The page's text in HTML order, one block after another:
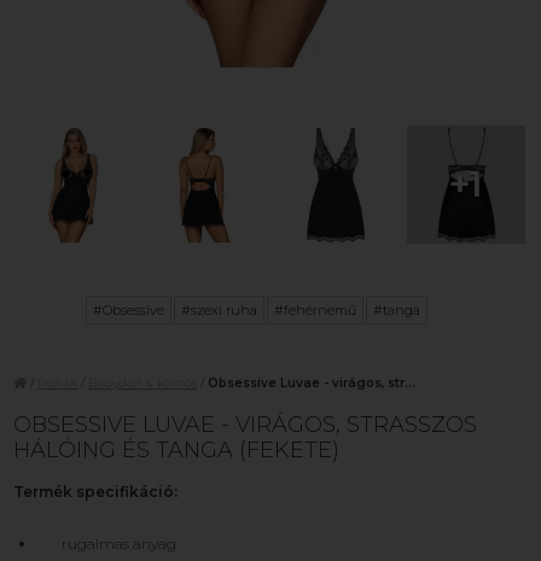
+1
#Obsessive #szexi ruha #fehérnemű #tanga
Obsessive Luvae - virágos, str...
OBSESSIVE LUVAE - VIRÁGOS, STRASSZOS
HÁLÓING ÉS TANGA (FEKETE)
Termék specifikáció:
rugalmas anyag